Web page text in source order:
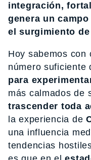
integración,
genera un
el surgimiento
Hoy sabemos con
número suficiente
para
más calmados de
trascender toda
la experiencia de
una influencia
tendencias